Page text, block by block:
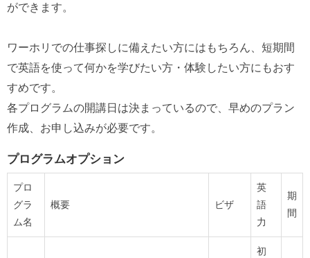
ができます。
ワーホリでの仕事探しに備えたい方にはもちろん、短期間
で英語を使って何かを学びたい方・体験したい方にもおす
すめです。
各プログラムの開講日は決まっているので、早めのプラン
作成、お申し込みが必要です。
プログラムオプション
プロ
グラ
ム名
概要 ビザ
英
語
力
期
間
初